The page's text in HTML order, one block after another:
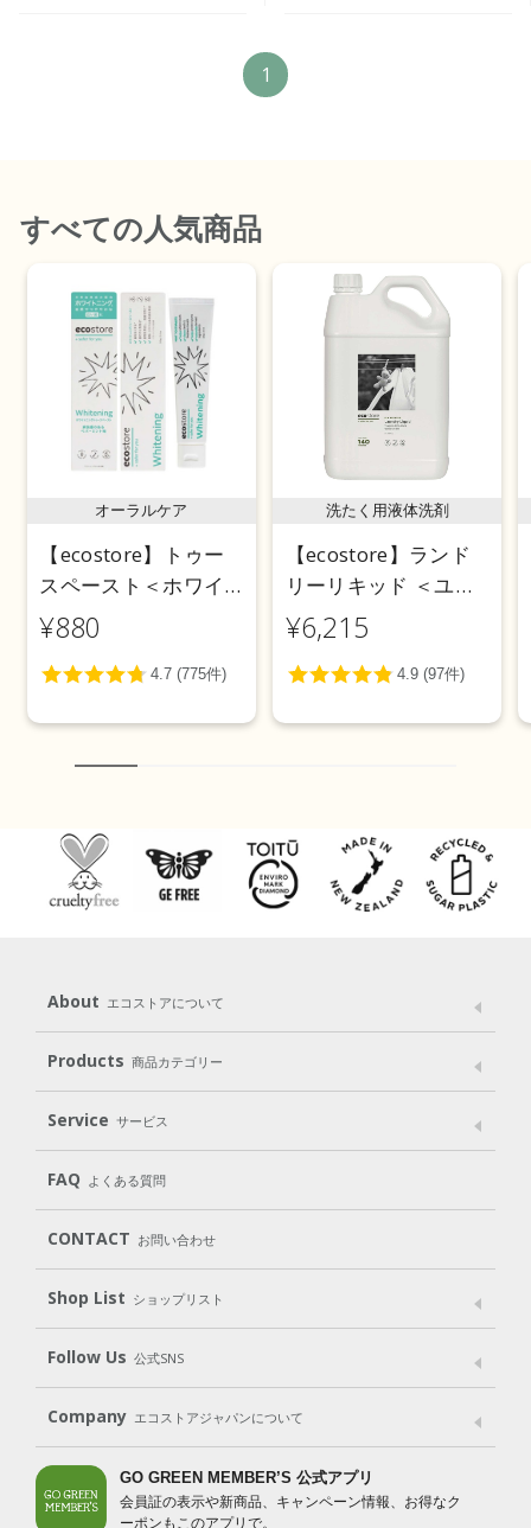
1
すべての人気商品
オーラルケア
【ecostore】トゥー
スペースト＜ホワイ
トニング＞ 100g
¥880
洗たく用液体洗剤
【ecostore】ランド
リーリキッド ＜ユー
カリ＞ 5L
¥6,215
About エコストアについて
メッセージ ブランドストーリー
パッケージへのこだわり
動物実験をしない
Products 商品カテゴリー
Laundry
Cleaning Baby Kids
Body（ボディ） Hair（ヘア） Oral care（オーラルケア）
Goods （グッズ）
Gift set
Service サービス
User Guide
Subscription（定期便）
FAQ よくある質問
CONTACT お問い合わせ
Shop List ショップリスト
Shop List
Follow Us 公式SNS
LINE＠ Instagram Facebook
Company エコストアジャパンについて
会社案内 ご利用規約
プライバシーポリシー
特定商取引法に基づく表示
免責事項
GO GREEN MEMBER’S 公式アプリ
会員証の表示や新商品、キャンペーン情報、お得なク
ーポンもこのアプリで。